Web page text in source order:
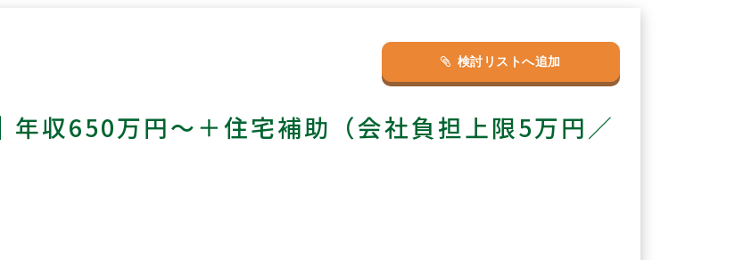
検討リストへ追加
年収650万円～＋住宅補助（会社負担上限5万円／